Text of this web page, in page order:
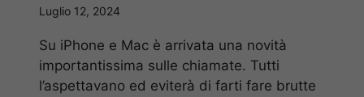
Luglio 12, 2024
Su iPhone e Mac è arrivata una novità
importantissima sulle chiamate. Tutti
l’aspettavano ed eviterà di farti fare brutte